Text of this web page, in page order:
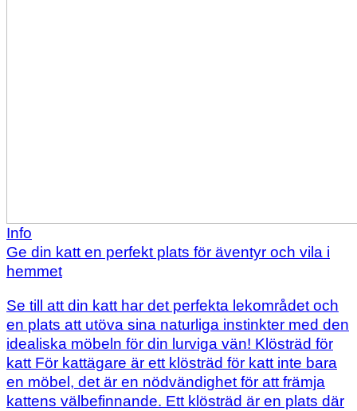
Info
Ge din katt en perfekt plats för äventyr och vila i
hemmet
Se till att din katt har det perfekta lekområdet och
en plats att utöva sina naturliga instinkter med den
idealiska möbeln för din lurviga vän! Klösträd för
katt För kattägare är ett klösträd för katt inte bara
en möbel, det är en nödvändighet för att främja
kattens välbefinnande. Ett klösträd är en plats där